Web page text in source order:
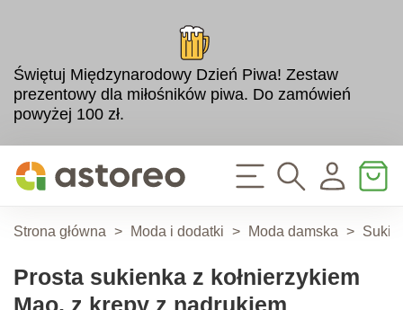
Świętuj Międzynarodowy Dzień Piwa! Zestaw
prezentowy dla miłośników piwa. Do zamówień
powyżej 100 zł.
Strona główna > Moda i dodatki > Moda damska >
Prosta sukienka z kołnierzykiem
Mao, z krepy z nadrukiem